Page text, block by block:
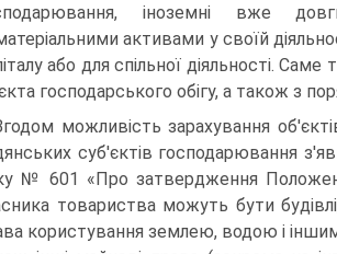
іноземні вже
активами у своїй
або для спільної діяльності.
гос­подарського обігу, а також з
можливість зарахування
суб'єктів господарювання
№ 601 «Про затвердження
товариства можуть бути
користування землею, водою і